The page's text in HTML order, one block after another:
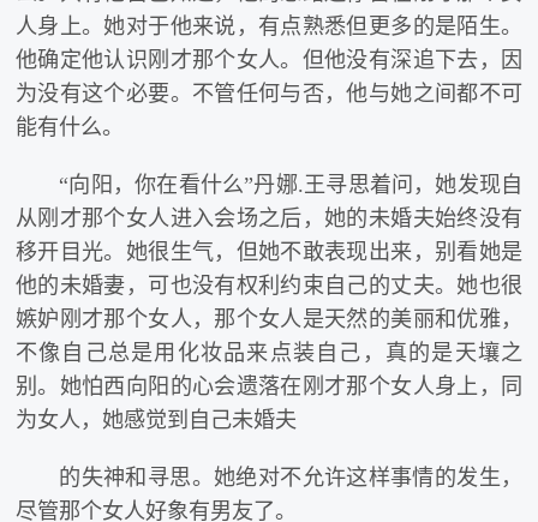
人身上。她对于他来说，有点熟悉但更多的是陌生。
他确定他认识刚才那个女人。但他没有深追下去，因
为没有这个必要。不管任何与否，他与她之间都不可
能有什么。
“向阳，你在看什么”丹娜.王寻思着问，她发现自
从刚才那个女人进入会场之后，她的未婚夫始终没有
移开目光。她很生气，但她不敢表现出来，别看她是
他的未婚妻，可也没有权利约束自己的丈夫。她也很
嫉妒刚才那个女人，那个女人是天然的美丽和优雅，
不像自己总是用化妆品来点装自己，真的是天壤之
别。她怕西向阳的心会遗落在刚才那个女人身上，同
为女人，她感觉到自己未婚夫
的失神和寻思。她绝对不允许这样事情的发生，
尽管那个女人好象有男友了。